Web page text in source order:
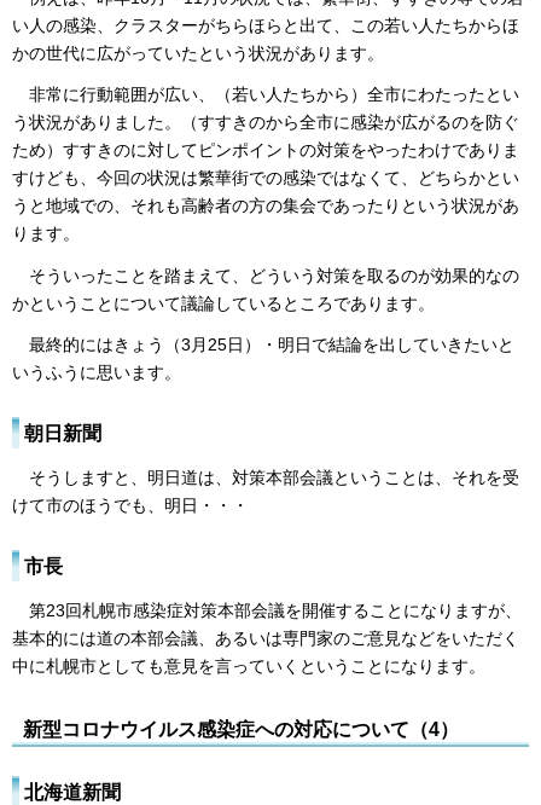
い人の感染、クラスターがちらほらと出て、この若い人たちからほ
かの世代に広がっていたという状況があります。
非常に行動範囲が広い、（若い人たちから）全市にわたったとい
う状況がありました。（すすきのから全市に感染が広がるのを防ぐ
ため）すすきのに対してピンポイントの対策をやったわけでありま
すけども、今回の状況は繁華街での感染ではなくて、どちらかとい
うと地域での、それも高齢者の方の集会であったりという状況があ
ります。
そういったことを踏まえて、どういう対策を取るのが効果的なの
かということについて議論しているところであります。
最終的にはきょう（3月25日）・明日で結論を出していきたいと
いうふうに思います。
朝日新聞
そうしますと、明日道は、対策本部会議ということは、それを受
けて市のほうでも、明日・・・
市長
第23回札幌市感染症対策本部会議を開催することになりますが、
基本的には道の本部会議、あるいは専門家のご意見などをいただく
中に札幌市としても意見を言っていくということになります。
新型コロナウイルス感染症への対応について（4）
北海道新聞